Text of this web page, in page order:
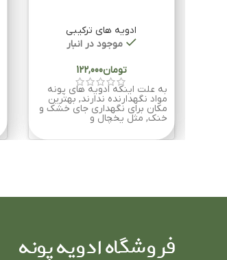
ادویه های ترکیبی
موجود در انبار
تومان
به علت اینکه ادویه های پونه
مواد نگهدارنده ندارند, بهترین
مکان برای نگهداری جای خشک و
خنک, مثل یخچال و
فروشگاه ادویه پونه